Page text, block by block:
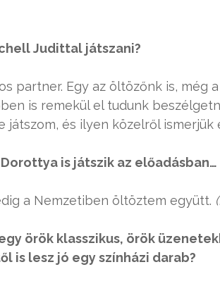
Judittal játszani?
partner. Egy az öltözőnk is, még
is remekül el tudunk
játszom, és ilyen közelről ismerjük
is játszik az előadásban…
a Nemzetiben öltöztem együtt.
örök klasszikus, örök
is lesz jó egy színházi darab?